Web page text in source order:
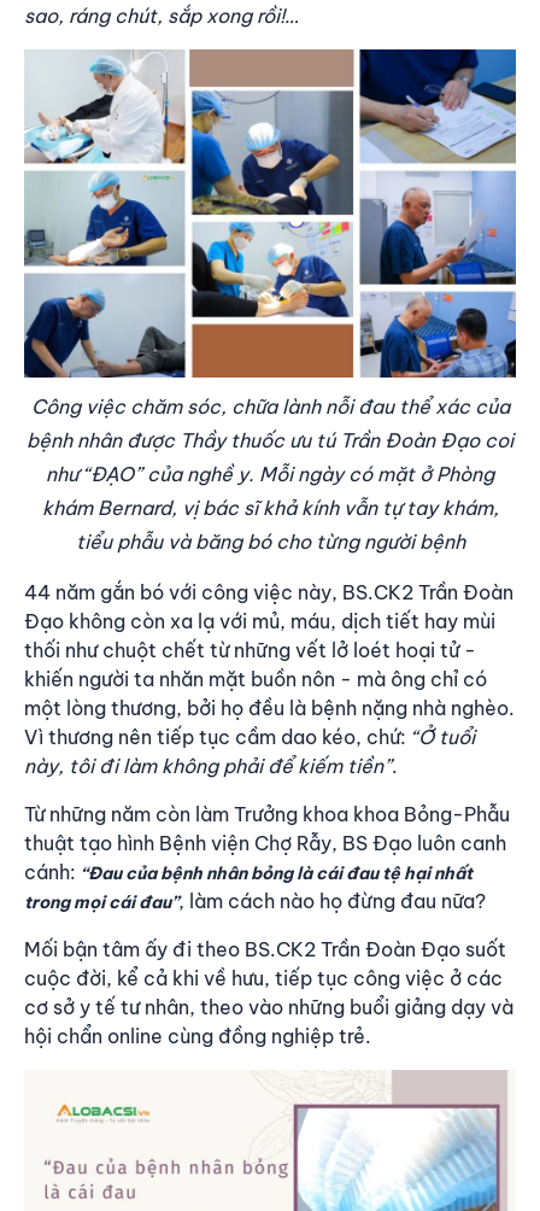
sao, ráng chút, sắp xong rồi!…
Công việc chăm sóc, chữa lành nỗi đau thể xác của
bệnh nhân được Thầy thuốc ưu tú Trần Đoàn Đạo coi
như “ĐẠO” của nghề y. Mỗi ngày có mặt ở Phòng
khám Bernard, vị bác sĩ khả kính vẫn tự tay khám,
tiểu phẫu và băng bó cho từng người bệnh
44 năm gắn bó với công việc này, BS.CK2 Trần Đoàn
Đạo không còn xa lạ với mủ, máu, dịch tiết hay mùi
thối như chuột chết từ những vết lở loét hoại tử -
khiến người ta nhăn mặt buồn nôn - mà ông chỉ có
một lòng thương, bởi họ đều là bệnh nặng nhà nghèo.
Vì thương nên tiếp tục cầm dao kéo, chứ: “Ở tuổi
này, tôi đi làm không phải để kiếm tiền”.
Từ những năm còn làm Trưởng khoa khoa Bỏng-Phẫu
thuật tạo hình Bệnh viện Chợ Rẫy, BS Đạo luôn canh
cánh: “Đau của bệnh nhân bỏng là cái đau tệ hại nhất
trong mọi cái đau”, làm cách nào họ đừng đau nữa?
Mối bận tâm ấy đi theo BS.CK2 Trần Đoàn Đạo suốt
cuộc đời, kể cả khi về hưu, tiếp tục công việc ở các
cơ sở y tế tư nhân, theo vào những buổi giảng dạy và
hội chẩn online cùng đồng nghiệp trẻ.